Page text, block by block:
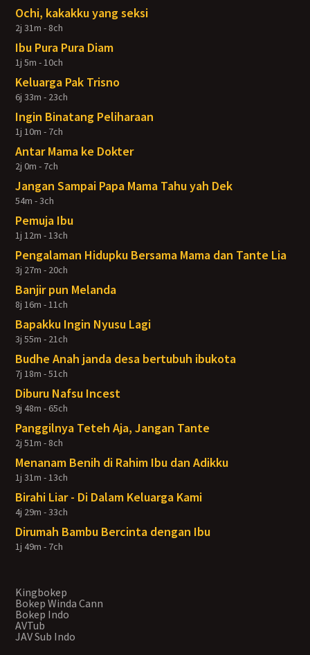
Ochi, kakakku yang seksi
2j 31m - 8ch
Ibu Pura Pura Diam
1j 5m - 10ch
Keluarga Pak Trisno
6j 33m - 23ch
Ingin Binatang Peliharaan
1j 10m - 7ch
Antar Mama ke Dokter
2j 0m - 7ch
Jangan Sampai Papa Mama Tahu yah Dek
54m - 3ch
Pemuja Ibu
1j 12m - 13ch
Pengalaman Hidupku Bersama Mama dan Tante Lia
3j 27m - 20ch
Banjir pun Melanda
8j 16m - 11ch
Bapakku Ingin Nyusu Lagi
3j 55m - 21ch
Budhe Anah janda desa bertubuh ibukota
7j 18m - 51ch
Diburu Nafsu Incest
9j 48m - 65ch
Panggilnya Teteh Aja, Jangan Tante
2j 51m - 8ch
Menanam Benih di Rahim Ibu dan Adikku
1j 31m - 13ch
Birahi Liar - Di Dalam Keluarga Kami
4j 29m - 33ch
Dirumah Bambu Bercinta dengan Ibu
1j 49m - 7ch
Kingbokep
Bokep Winda Cann
Bokep Indo
AVTub
JAV Sub Indo